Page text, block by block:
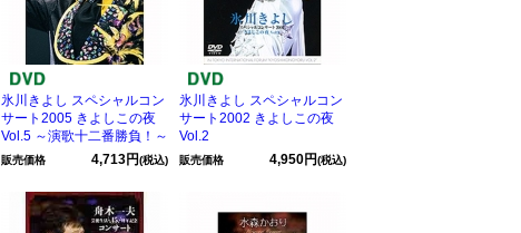
氷川きよし スペシャルコン
サート2005 きよしこの夜
Vol.5 ～演歌十二番勝負！～
販売価格 4,713円(税込)
氷川きよし スペシャルコン
サート2002 きよしこの夜
Vol.2
販売価格 4,950円(税込)